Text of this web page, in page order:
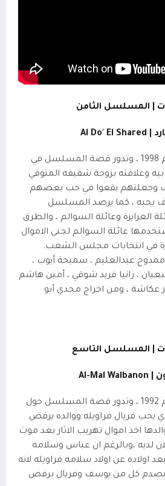
| المسلسل الثامن
|
Al Do' El Shared
تم انتاج المسلسل عام 1998 ، وتدور قصة المسلسل في
وعلاقته بزوجة شقيقه المتوفي
وجعلتهم يقعوا في حب بعضهم
بحبه ، كما يرصد المسلسل
العزايزة وعائلة السوالم ، والطرق
عائلة السوالم لجني الاموال
في انتخابات مجلس الشعب.
عبدالعليم ، سميحة أيوب ،
، رانيا فريد شوقي ، أمين هاشم
عكاشة ، ومن اخراج مجدي أبو
| المسلسل التاسع
|
Al-Mal Walbanon
تم انتاج المسلسل عام 1992 ، وتدور قصة المسلسل حول
فريال فراويله ووالده يرفض
اخذ اموال تهريب الاثار بعد موت
لديه ،وبالرغم ان عباس وسلامه
اولاده عن اولاد سلامه فراويله لانه
ويصدم كل من يوسف وفريال برفض